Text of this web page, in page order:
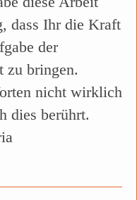
dass Ihr die Kraft
der
zu bringen.
nicht wirklich
dies berührt.